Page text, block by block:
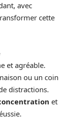
avec
cette
et agréable.
ou un coin
distractions.
et